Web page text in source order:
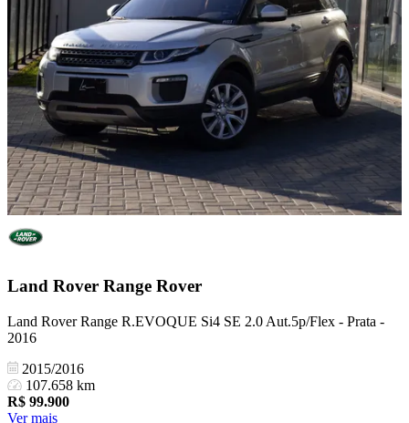
Land Rover Range Rover
Land Rover Range R.EVOQUE Si4 SE 2.0 Aut.5p/Flex - Prata -
2016
2015/2016
107.658 km
R$ 99.900
Ver mais